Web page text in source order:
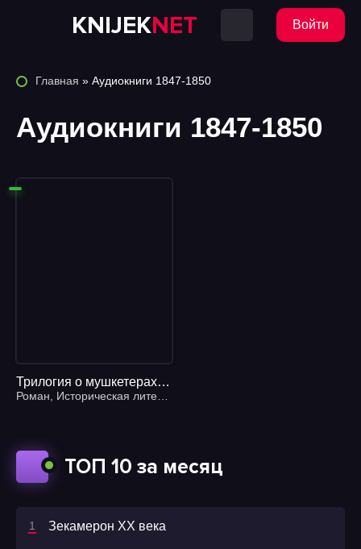
KNIJEKNET Войти
ТОП 10 за месяц
Зекамерон XX века
Главная » Аудиокниги 1847-1850
Аудиокниги 1847-1850
Трилогия о мушкетерах. Виконт де Бражелон, или десять лет спустя - Александр Дюма (отец)
Роман Историческая литература